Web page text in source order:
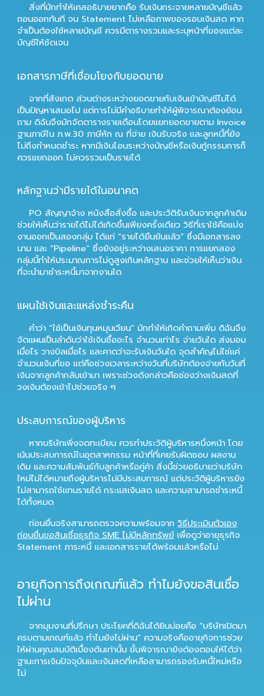
สิ่งที่มักทำให้เคสอธิบายยากคือ รับเงินกระจายหลายบัญชีแล้ว
ถอนออกทันที จน Statement ไม่เหลือภาพของรอบเงินสด หาก
จำเป็นต้องใช้หลายบัญชี ควรมีตารางรวมและระบุหน้าที่ของแต่ละ
บัญชีให้ชัดเจน
เอกสารภาษีที่เชื่อมโยงกับยอดขาย
จากที่สังเกต ส่วนต่างระหว่างยอดขายกับเงินเข้าบัญชีไม่ได้
เป็นปัญหาเสมอไป แต่การไม่มีคำอธิบายทำให้ผู้พิจารณาต้องย้อน
ถาม ดิฉันจึงมักจัดตารางรายเดือนโดยแยกยอดขายตาม Invoice
ฐานภาษีใน ภ.พ.30 ภาษีหัก ณ ที่จ่าย เงินรับจริง และลูกหนี้ที่ยัง
ไม่ถึงกำหนดชำระ หากมีเงินโอนระหว่างบัญชีหรือเงินกู้กรรมการก็
ควรแยกออก ไม่ควรรวมเป็นรายได้
หลักฐานว่ามีรายได้ในอนาคต
PO สัญญาจ้าง หนังสือสั่งซื้อ และประวัติรับเงินจากลูกค้าเดิม
ช่วยให้เห็นว่ารายได้ไม่ได้เกิดขึ้นเพียงครั้งเดียว วิธีที่เราใช้คือแบ่ง
งานออกเป็นสองกลุ่ม ได้แก่ “รายได้ยืนยันแล้ว” ซึ่งมีเอกสารลง
นาม และ “Pipeline” ซึ่งยังอยู่ระหว่างเสนอราคา การแยกสอง
กลุ่มนี้ทำให้ประมาณการไม่ดูสูงเกินหลักฐาน และช่วยให้เห็นว่าเงิน
ที่จะนำมาชำระหนี้มาจากงานใด
แผนใช้เงินและแหล่งชำระคืน
คำว่า “ใช้เป็นเงินทุนหมุนเวียน” มักทำให้เกิดคำถามเพิ่ม ดิฉันจึง
จัดแผนเป็นลำดับว่าใช้เงินซื้ออะไร จำนวนเท่าไร จ่ายวันใด ส่งมอบ
เมื่อไร วางบิลเมื่อไร และคาดว่าจะรับเงินวันใด จุดสำคัญไม่ใช่แค่
จำนวนเงินที่ขอ แต่คือช่วงเวลาระหว่างวันที่บริษัทต้องจ่ายกับวันที่
เงินจากลูกค้ากลับเข้ามา เพราะช่วงดังกล่าวคือช่องว่างเงินสดที่
วงเงินต้องเข้าไปช่วยจริง ๆ
ประสบการณ์ของผู้บริหาร
หากบริษัทเพิ่งจดทะเบียน ควรทำประวัติผู้บริหารหนึ่งหน้า โดย
เน้นประสบการณ์ในอุตสาหกรรม หน้าที่ที่เคยรับผิดชอบ ผลงาน
เดิม และความสัมพันธ์กับลูกค้าหรือคู่ค้า สิ่งนี้ช่วยอธิบายว่าบริษัท
ใหม่ไม่ได้หมายถึงผู้บริหารไม่มีประสบการณ์ แต่ประวัติผู้บริหารยัง
ไม่สามารถใช้แทนรายได้ กระแสเงินสด และความสามารถชำระหนี้
ได้ทั้งหมด
ก่อนยื่นจริงสามารถตรวจความพร้อมจาก วิธีประเมินตัวเอง
ก่อนยื่นขอสินเชื่อธุรกิจ SME ไม่มีหลักทรัพย์เพื่อดูว่าอายุธุรกิจ
Statement ภาระหนี้ และเอกสารรายได้พร้อมแล้วหรือไม่
อายุกิจการถึงเกณฑ์แล้ว ทำไมยังขอสินเชื่อ
ไม่ผ่าน
จากมุมงานที่ปรึกษา ประโยคที่ดิฉันได้ยินบ่อยคือ “บริษัทเปิดมา
ครบตามเกณฑ์แล้ว ทำไมยังไม่ผ่าน” ความจริงคืออายุกิจการช่วย
ให้ผ่านคุณสมบัติเบื้องต้นเท่านั้น ขั้นพิจารณายังต้องตอบให้ได้ว่า
ฐานะการเงินปัจจุบันและเงินสดที่เหลือสามารถรองรับหนี้ใหม่หรือ
ไม่